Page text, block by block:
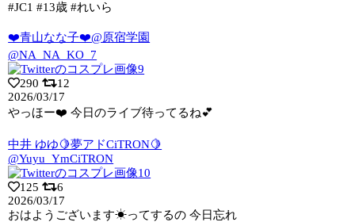
#JC1 #13歳 #れいら
❤️青山なな子❤️@原宿学園
@NA_NA_KO_7
290
12
2026/03/17
やっほー❤️ 今日のライブ待ってるね💕︎
中井 ゆゆ🍋夢アドCiTRON🍋
@Yuyu_YmCiTRON
125
6
2026/03/17
おはようございます☀ってするの 今日忘れ